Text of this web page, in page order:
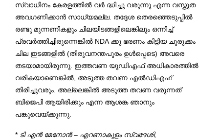
സ്വാധീനം കേരളത്തിൽ വർ ദ്ധിച്ചു വരുന്നു എന്ന വസ്തുത
അവഗണിക്കാൻ സാധ്യമല്ല. തദ്ദേശ തെരഞ്ഞെടുപ്പിൽ
രണ്ടു മുന്നണികളും ചിലയിടങ്ങളിലെങ്കിലും ഒന്നിച്ച്
പ്രവർത്തിച്ചിരുന്നെങ്കിൽ NDA ക്കു ഭരണം കിട്ടിയ ചുരുക്കം
ചില ഇടങ്ങളിൽ (തിരുവനന്തപുരം ഉൾപ്പെടെ) അവരെ
തടയാമായിരുന്നു. ഇത്തവണ യുഡിഎഫ് അധികാരത്തിൽ
വരികയാണെങ്കിൽ, അടുത്ത തവണ എൽഡിഎഫ്
തിരിച്ചുവരും. അല്ലെങ്കിൽ അടുത്ത തവണ വരുന്നത്
ബിജെപി ആയിരിക്കും എന്ന ആശങ്ക ഞാനും
പങ്കുവെയ്ക്കുന്നു.
* ടി എന്‍ മേനോന്‍ – എറണാകുളം സ്വദേശി,